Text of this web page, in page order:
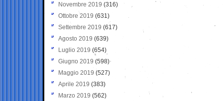
Novembre 2019 (316)
Ottobre 2019 (631)
Settembre 2019 (617)
Agosto 2019 (639)
Luglio 2019 (654)
Giugno 2019 (598)
Maggio 2019 (527)
Aprile 2019 (383)
Marzo 2019 (562)